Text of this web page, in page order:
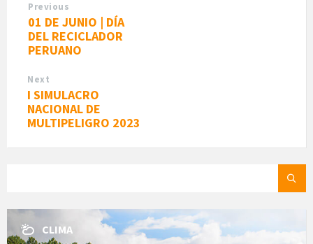
Previous
01 DE JUNIO | DÍA
DEL RECICLADOR
PERUANO
Next
I SIMULACRO
NACIONAL DE
MULTIPELIGRO 2023
CLIMA